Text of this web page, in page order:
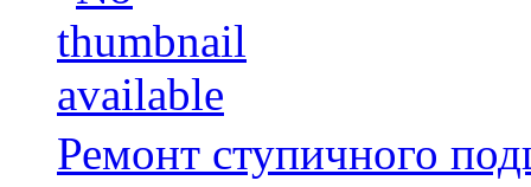
Ремонт ступичного